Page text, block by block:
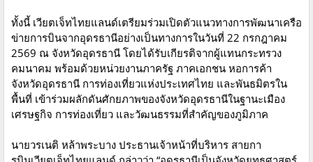
ทั้งนี้ เวียตเจ็ทไทยแลนด์เตรียมร่วมเปิดตัวแนวทางการพัฒนาเครือ
ข่ายการบินจากอุดรธานีอย่างเป็นทางการในวันที่ 22 กรกฎาคม
2569 ณ จังหวัดอุดรธานี โดยได้รับเกียรติจากผู้แทนกระทรวง
คมนาคม พร้อมด้วยหน่วยงานภาครัฐ ภาคเอกชน หอการค้า
จังหวัดอุดรธานี การท่องเที่ยวแห่งประเทศไทย และพันธมิตรใน
พื้นที่ เข้าร่วมผลักดันศักยภาพของจังหวัดอุดรธานีในฐานะเมือง
เศรษฐกิจ การท่องเที่ยว และวัฒนธรรมที่สำคัญของภูมิภาค
นายวรเนติ หล้าพระบาง ประธานเจ้าหน้าที่บริหาร สายกา